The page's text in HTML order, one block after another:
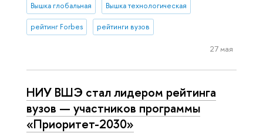
Вышка глобальная Вышка технологическая
рейтинг Forbes рейтинги вузов
27 мая
НИУ ВШЭ стал лидером рейтинга
вузов — участников программы
«Приоритет-2030»